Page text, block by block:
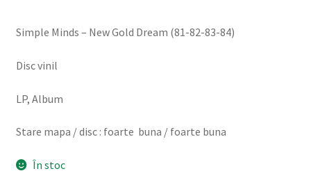
Simple Minds ‎– New Gold Dream (81-82-83-84)
Disc vinil
LP, Album
Stare mapa / disc : foarte buna / foarte buna
În stoc